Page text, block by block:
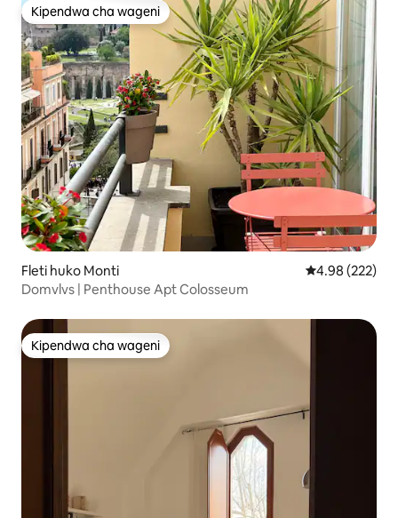
Kipendwa cha wageni
Kipendwa cha wageni
Fleti huko Monti Ukadiriaji wa
4.98 (222)
Domvlvs | Penthouse Apt Colosseum
Kipendwa cha wageni
Kipendwa cha wageni